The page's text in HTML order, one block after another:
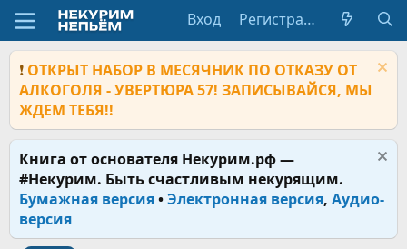
Вход Регистрация
❗ ОТКРЫТ НАБОР В МЕСЯЧНИК ПО ОТКАЗУ ОТ
АЛКОГОЛЯ - УВЕРТЮРА 57! ЗАПИСЫВАЙСЯ, МЫ
ЖДЕМ ТЕБЯ!!
Книга от основателя Некурим.рф —
#Некурим. Быть счастливым некурящим.
Бумажная версия•Электронная версия, Аудио-
версия